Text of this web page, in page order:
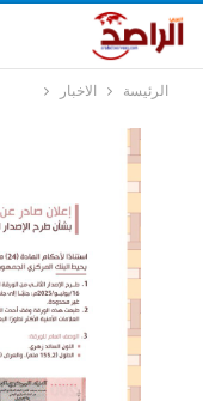
الرئيسة الاخبار